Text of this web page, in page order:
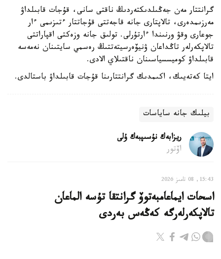
گرانتتار مەن جەڭىلدىكتەردىڭ ناقتى سانى، قۇجات قابىلداۋ
مەرزىمدەرى، تالاپتارى جانە قاجەتتى قۇجاتتار ءتىزىمى ءار
جوعارى وقۋ ورنىندا ءارتۇرلى. تولىق جانە وزەكتى اقپاراتتى
تالاپكەرلەر تاڭداعان ۋنيۆەرسيتەتتىڭ رەسمي سايتىنان نەمەسە
قابىلداۋ كوميسسياسىنان ناقتىلاي الادى.
ايتا كەتەيىك، اكىمدىك گرانتتارىنا قۇجات قابىلداۋ باستالدى.
بيلىك جانە ساياسات
ريزابەك نۇسىپبەك ۇلى
اۆتور
15:43, 08 تامىز 2026
اسحات ايماعامبەتوۆ گرانتقا تۇسە الماعان
تالاپكەرلەرگە كەڭەس بەردى